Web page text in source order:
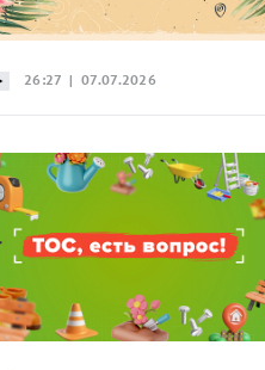
26:27 | 07.07.2026